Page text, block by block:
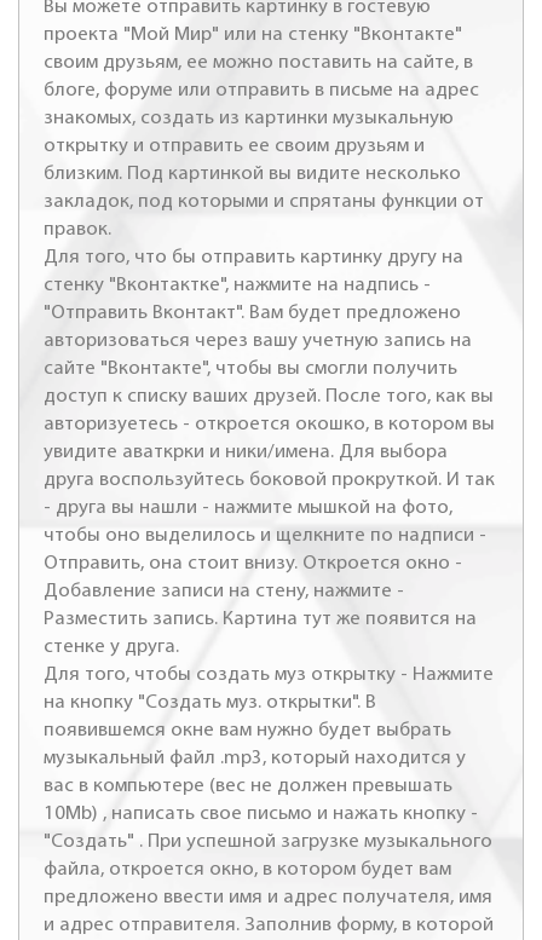
Вы можете отправить картинку в гостевую
проекта "Мой Мир" или на стенку "Вконтакте"
своим друзьям, ее можно поставить на сайте, в
блоге, форуме или отправить в письме на адрес
знакомых, создать из картинки музыкальную
открытку и отправить ее своим друзьям и
близким. Под картинкой вы видите несколько
закладок, под которыми и спрятаны функции от
правок.
Для того, что бы отправить картинку другу на
стенку "Вконтактке", нажмите на надпись -
"Отправить Вконтакт". Вам будет предложено
авторизоваться через вашу учетную запись на
сайте "Вконтакте", чтобы вы смогли получить
доступ к списку ваших друзей. После того, как вы
авторизуетесь - откроется окошко, в котором вы
увидите аваткрки и ники/имена. Для выбора
друга воспользуйтесь боковой прокруткой. И так
- друга вы нашли - нажмите мышкой на фото,
чтобы оно выделилось и щелкните по надписи -
Отправить, она стоит внизу. Откроется окно -
Добавление записи на стену, нажмите -
Разместить запись. Картина тут же появится на
стенке у друга.
Для того, чтобы создать муз открытку - Нажмите
на кнопку "Создать муз. открытки". В
появившемся окне вам нужно будет выбрать
музыкальный файл .mp3, который находится у
вас в компьютере (вес не должен превышать
10Mb) , написать свое письмо и нажать кнопку -
"Создать" . При успешной загрузке музыкального
файла, откроется окно, в котором будет вам
предложено ввести имя и адрес получателя, имя
и адрес отправителя. Заполнив форму, в которой